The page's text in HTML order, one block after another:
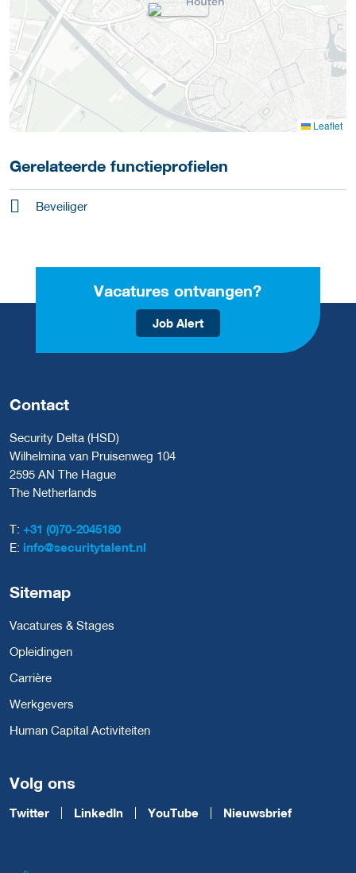
Leaflet
Gerelateerde functieprofielen
Beveiliger
Vacatures ontvangen?
Job Alert
Contact
Security Delta (HSD)
Wilhelmina van Pruisenweg 104
2595 AN The Hague
The Netherlands
T: +31 (0)70-2045180
E: info@securitytalent.nl
Sitemap
Vacatures & Stages
Opleidingen
Carrière
Werkgevers
Human Capital Activiteiten
Volg ons
Twitter LinkedIn YouTube Nieuwsbrief